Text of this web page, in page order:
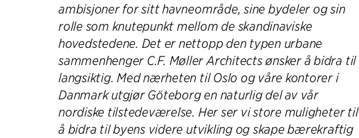
ambisjoner for sitt havneområde, sine bydeler og sin
rolle som knutepunkt mellom de skandinaviske
hovedstedene. Det er nettopp den typen urbane
sammenhenger C.F. Møller Architects ønsker å bidra til
langsiktig. Med nærheten til Oslo og våre kontorer i
Danmark utgjør Göteborg en naturlig del av vår
nordiske tilstedeværelse. Her ser vi store muligheter til
å bidra til byens videre utvikling og skape bærekraftig